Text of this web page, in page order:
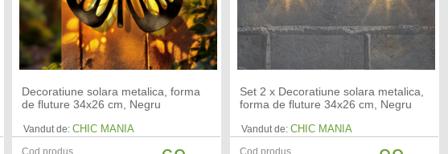
Decoratiune solara metalica, forma
de fluture 34x26 cm, Negru
Vandut de: CHIC MANIA
Cod produs
Set 2 x Decoratiune solara metalica,
forma de fluture 34x26 cm, Negru
Vandut de: CHIC MANIA
Cod produs